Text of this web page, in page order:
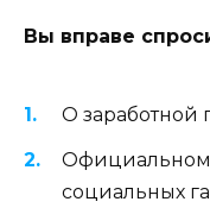
Вы вправе
О заработной
Официальном
социальных